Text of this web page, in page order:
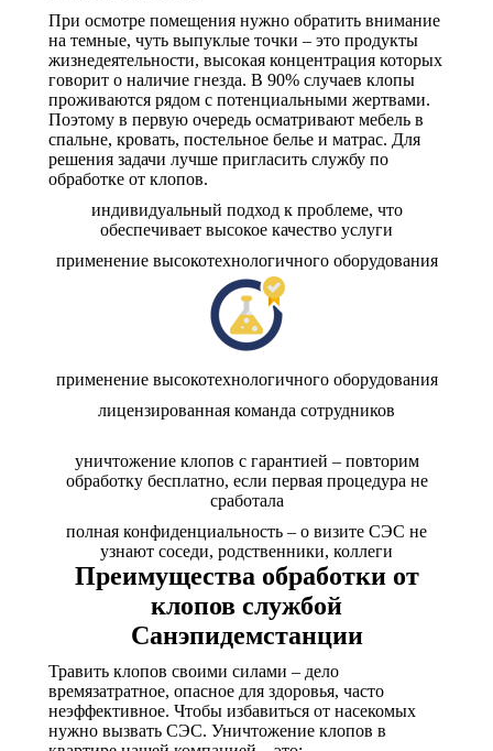
При осмотре помещения нужно обратить внимание
на темные, чуть выпуклые точки – это продукты
жизнедеятельности, высокая концентрация которых
говорит о наличие гнезда. В 90% случаев клопы
проживаются рядом с потенциальными жертвами.
Поэтому в первую очередь осматривают мебель в
спальне, кровать, постельное белье и матрас. Для
решения задачи лучше пригласить службу по
обработке от клопов.
индивидуальный подход к проблеме, что
обеспечивает высокое качество услуги
применение высокотехнологичного оборудования
применение высокотехнологичного оборудования
лицензированная команда сотрудников
уничтожение клопов с гарантией – повторим
обработку бесплатно, если первая процедура не
сработала
полная конфиденциальность – о визите СЭС не
узнают соседи, родственники, коллеги
Преимущества обработки от
клопов службой
Санэпидемстанции
Травить клопов своими силами – дело
времязатратное, опасное для здоровья, часто
неэффективное. Чтобы избавиться от насекомых
нужно вызвать СЭС. Уничтожение клопов в